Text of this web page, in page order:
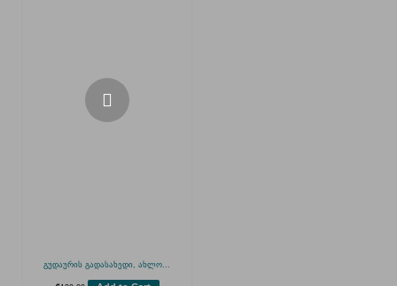
გუდაურის გადასახედი, ახლო...